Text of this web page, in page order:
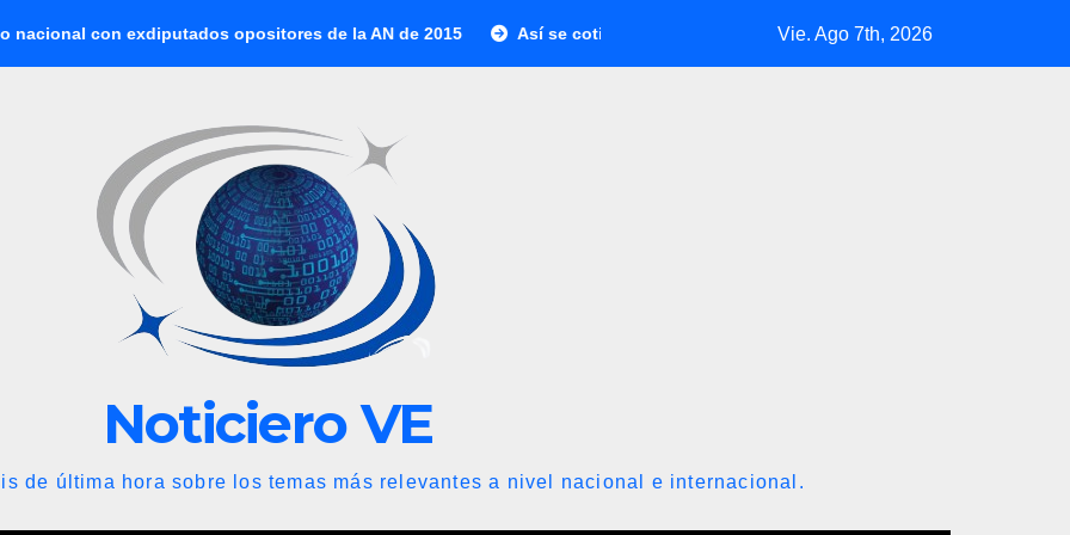
exdiputados opositores de la AN de 2015 Así se cotiza el dólar en Venezuela con fecha valor viernes 7 de agosto de 2026
Vie. Ago 7th, 2026
Noticiero VE
de última hora sobre los temas más relevantes a nivel nacional e internacional.